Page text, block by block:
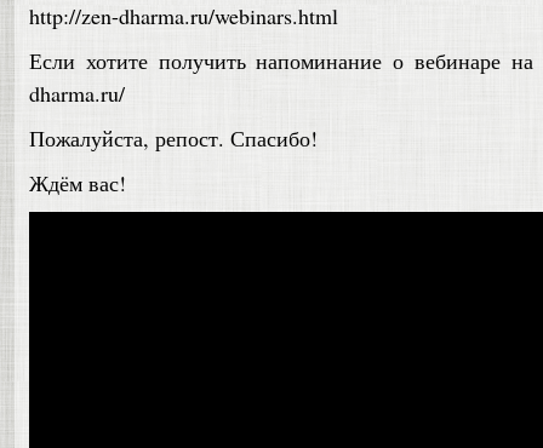
http://zen-dharma.ru/webinars.html
Если хотите получить напоминание о вебинаре на
dharma.ru/
Пожалуйста, репост. Спасибо!
Ждём вас!